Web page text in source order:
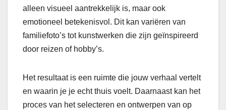
alleen visueel aantrekkelijk is, maar ook
emotioneel betekenisvol. Dit kan variëren van
familiefoto’s tot kunstwerken die zijn geïnspireerd
door reizen of hobby’s.
Het resultaat is een ruimte die jouw verhaal vertelt
en waarin je je echt thuis voelt. Daarnaast kan het
proces van het selecteren en ontwerpen van op